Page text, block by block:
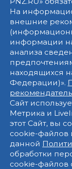
На
внешние
информации
анализа
находящихся
Федерации)».
Сайт
Метрика и
этот Сайт, вы
cookie-файлов
данной
обработки
cookie-файлов